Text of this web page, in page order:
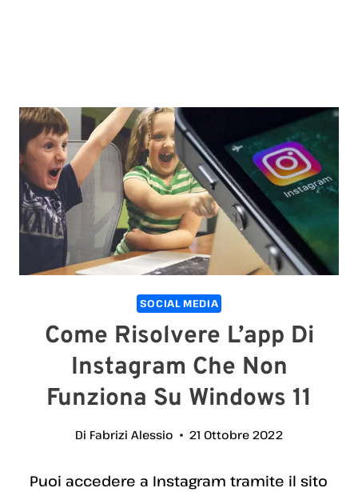
SOCIAL MEDIA
Come Risolvere L’app Di
Instagram Che Non
Funziona Su Windows 11
Di Fabrizi Alessio 21 Ottobre 2022
Puoi accedere a Instagram tramite il sito